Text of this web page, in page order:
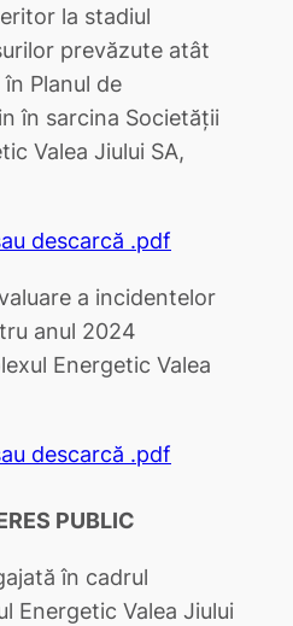
la stadiul
prevăzute atât
Planul de
în sarcina Societății
Valea Jiului SA,
descarcă .pdf
a incidentelor
anul 2024
Energetic Valea
descarcă .pdf
PUBLIC
în cadrul
Energetic Valea Jiului